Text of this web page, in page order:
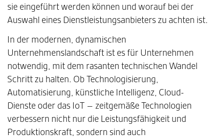
sie eingeführt werden können und worauf bei der
Auswahl eines Dienstleistungsanbieters zu achten ist.
In der modernen, dynamischen
Unternehmenslandschaft ist es für Unternehmen
notwendig, mit dem rasanten technischen Wandel
Schritt zu halten. Ob Technologisierung,
Automatisierung, künstliche Intelligenz, Cloud-
Dienste oder das IoT – zeitgemäße Technologien
verbessern nicht nur die Leistungsfähigkeit und
Produktionskraft, sondern sind auch